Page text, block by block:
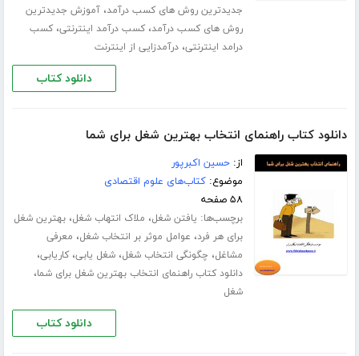
جدیدترین روش های کسب درآمد،آموزش جدیدترین
روش های کسب درآمد،کسب درآمد اینترنتی،کسب
درامد اینترنتی،درآمدزایی از اینترنت
دانلود کتاب
دانلود کتاب راهنمای انتخاب بهترین شغل برای شما
از:حسین اکبرپور
موضوع:کتاب‌های علوم اقتصادی
۵۸ صفحه
برچسب‌ها: یافتن شغل، ملاک انتهاب شغل،بهترین شغل
برای هر فرد، عوامل موثر بر انتخاب شغل، معرفی
مشاغل، چگونگی انتخاب شغل،شغل یابی،کاریابی،
دانلود کتاب راهنمای انتخاب بهترین شغل برای شما،
شغل
دانلود کتاب